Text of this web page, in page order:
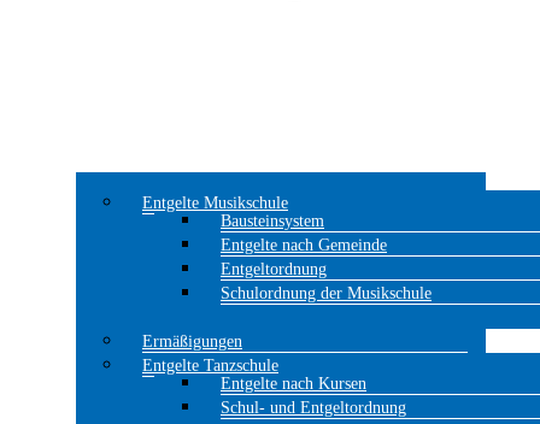
Entgelte Musikschule
Bausteinsystem
Entgelte nach Gemeinde
Entgeltordnung
Schulordnung der Musikschule
Ermäßigungen
Entgelte Tanzschule
Entgelte nach Kursen
Schul- und Entgeltordnung